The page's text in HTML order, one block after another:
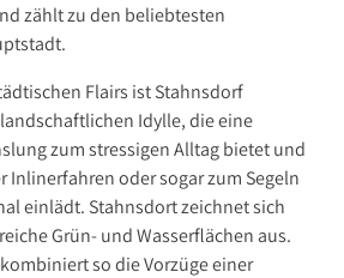
zählt zu den beliebtesten
Flairs ist Stahnsdorf
Idylle, die eine
zum stressigen Alltag bietet und
Inlinerfahren oder sogar zum Segeln
einlädt. Stahnsdort zeichnet sich
Grün- und Wasserflächen aus.
so die Vorzüge einer